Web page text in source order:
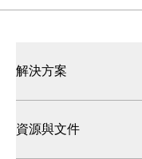
解決方案
資源與文件